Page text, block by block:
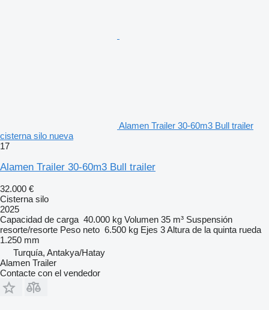
Alamen Trailer 30-60m3 Bull trailer
cisterna silo nueva
17
Alamen Trailer 30-60m3 Bull trailer
32.000 €
Cisterna silo
2025
Capacidad de carga 40.000 kg Volumen 35 m³ Suspensión
resorte/resorte Peso neto 6.500 kg Ejes 3Altura de la quinta rueda
1.250 mm
Turquía, Antakya/Hatay
Alamen Trailer
Contacte con el vendedor